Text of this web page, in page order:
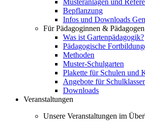
Musteranlagen und
Bepflanzung
Infos und Downloads
Für Pädagoginnen & Pädagogen
Was ist Gartenpädagogik?
Pädagogische
Methoden
Muster-Schulgarten
Plakette für Schulen und
Angebote für
Downloads
Veranstaltungen
Unsere Veranstaltungen im